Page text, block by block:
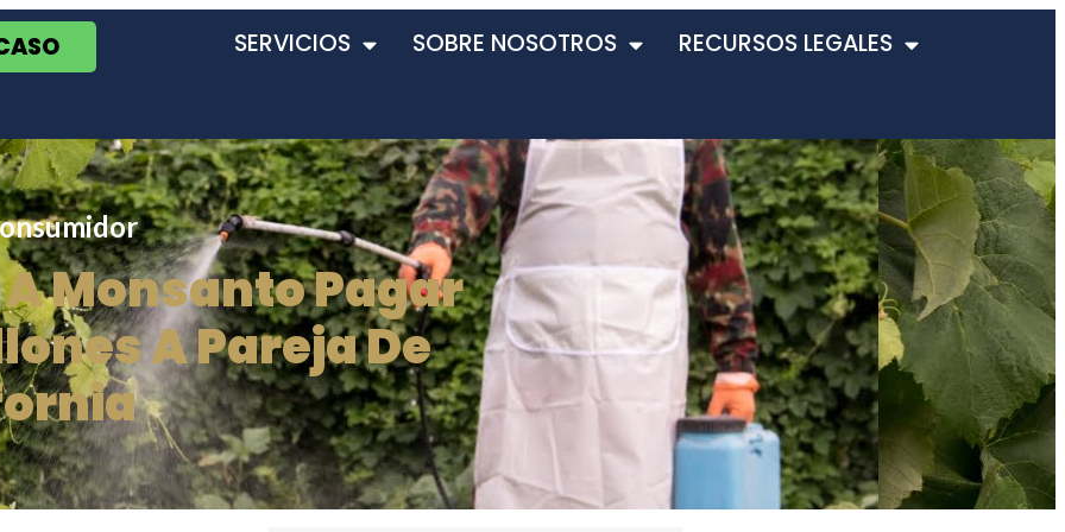
SERVICIOS SOBRE NOSOTROS RECURSOS LEGALES
Monsanto Pagar
A Pareja De